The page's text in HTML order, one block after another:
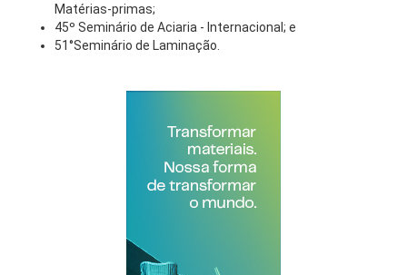
Matérias-primas;
45º Seminário de Aciaria - Internacional; e
51°Seminário de Laminação.